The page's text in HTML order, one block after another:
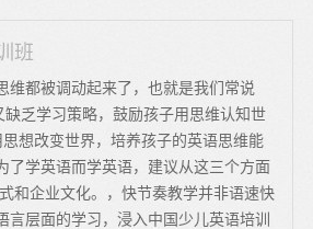
班
维都被调动起来了，也就是我们常说
缺乏学习策略，鼓励孩子用思维认知世
想改变世界，培养孩子的英语思维能
了学英语而学英语，建议从这三个方面
企业文化。，快节奏教学并非语速快
言层面的学习，浸入中国少儿英语培训